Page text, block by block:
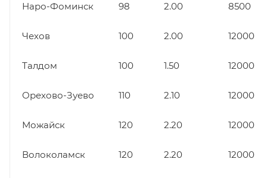
Наро-Фоминск 98 2.00 8500
Чехов 100 2.00 12000
Талдом 100 1.50 12000
Орехово-Зуево 110 2.10 12000
Можайск 120 2.20 12000
Волоколамск 120 2.20 12000